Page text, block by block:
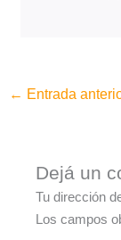
← Entrada
Dejá un
Tu dirección
Los campos